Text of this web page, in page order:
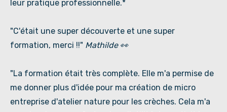
leur pratique professionnelle.*
"C'était une super découverte et une super
formation, merci !!" Mathilde 👀
"La formation était très complète. Elle m'a permise de
me donner plus d'idée pour ma création de micro
entreprise d'atelier nature pour les crèches. Cela m'a